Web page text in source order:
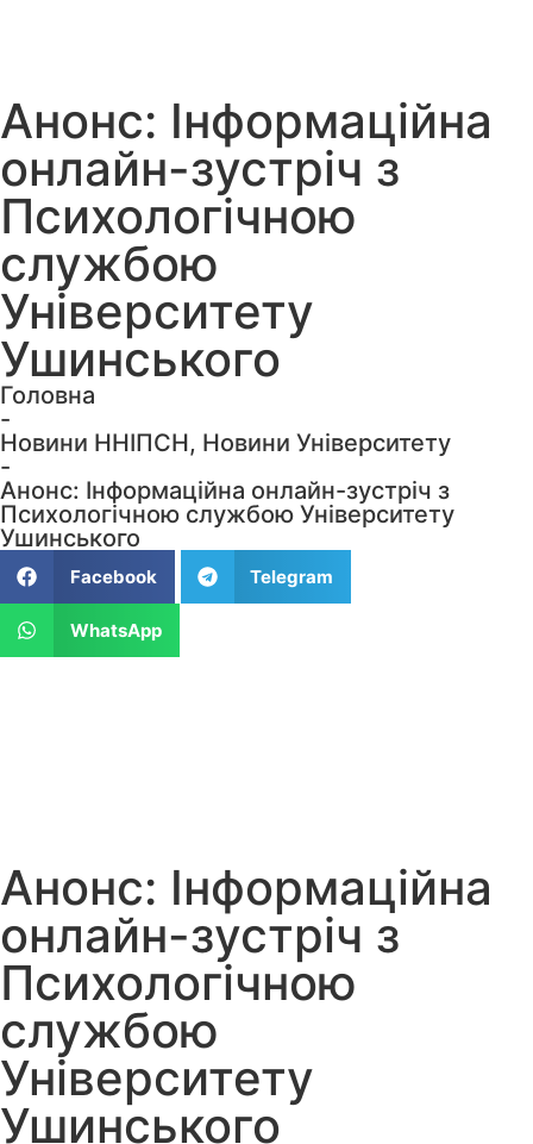
Анонс: Інформаційна
онлайн-зустріч з
Психологічною
службою
Університету
Ушинського
Головна
-
Новини ННІПСН, Новини Університету
-
Анонс: Інформаційна онлайн-зустріч з
Психологічною службою Університету
Ушинського
Facebook Telegram
WhatsApp
Анонс: Інформаційна
онлайн-зустріч з
Психологічною
службою
Університету
Ушинського